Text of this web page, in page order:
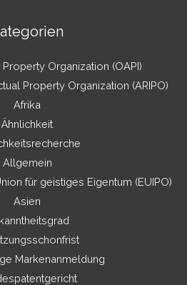
Organization (OAPI)
Property Organization (ARIPO)
Afrika
Ähnlichkeit
Allgemein
für geistiges Eigentum (EUIPO)
Asien
Markenanmeldung